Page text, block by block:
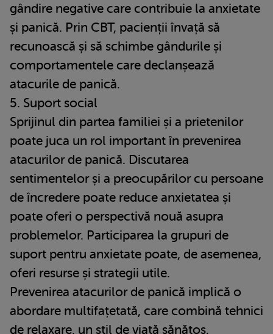
gândire negative care contribuie la anxietate
și panică. Prin CBT, pacienții învață să
recunoască și să schimbe gândurile și
comportamentele care declanșează
atacurile de panică.
5. Suport social
Sprijinul din partea familiei și a prietenilor
poate juca un rol important în prevenirea
atacurilor de panică. Discutarea
sentimentelor și a preocupărilor cu persoane
de încredere poate reduce anxietatea și
poate oferi o perspectivă nouă asupra
problemelor. Participarea la grupuri de
suport pentru anxietate poate, de asemenea,
oferi resurse și strategii utile.
Prevenirea atacurilor de panică implică o
abordare multifațetată, care combină tehnici
de relaxare, un stil de viață sănătos,